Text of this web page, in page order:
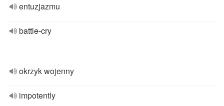
entuzjazmu
battle-cry
okrzyk wojenny
impotently